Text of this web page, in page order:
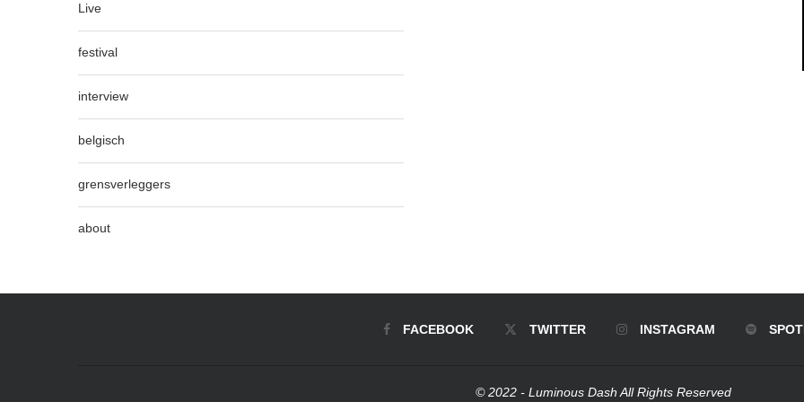
Live
festival
interview
belgisch
grensverleggers
about
FACEBOOK TWITTER INSTAGRAM
© 2022 - Luminous Dash All Rights Reserved